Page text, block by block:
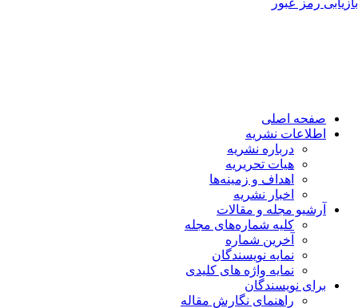
رمز عبور
صفحه اصلی
اطلاعات نشریه
درباره نشریه
هیات تحریریه
اهداف و زمینه‌ها
اخبار نشریه
آرشیو مجله و مقالات
کلیه شماره‌های مجله
آخرین شماره
نمایه نویسندگان
نمایه واژه های کلیدی
برای نویسندگان
راهنمای نگارش مقاله